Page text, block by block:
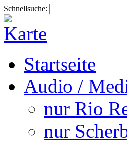
Schnellsuche:
Startseite
Audio /
nur Rio
nur